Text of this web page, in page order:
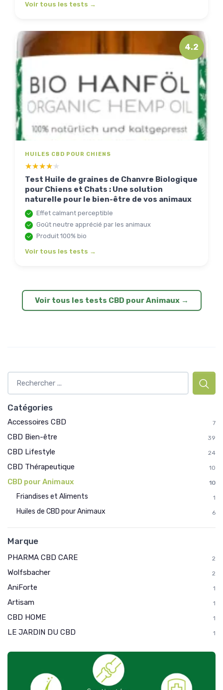
Voir tous les tests →
4.2
HUILES CBD POUR CHIENS
★★★★★
★★★★★
Test Huile de graines de Chanvre Biologique
pour Chiens et Chats : Une solution
naturelle pour le bien-être de vos animaux
Effet calmant perceptible
Goût neutre apprécié par les animaux
Produit 100% bio
Voir tous les tests →
Voir tous les tests CBD pour Animaux →
Catégories
Accessoires CBD 7
CBD Bien-être 39
CBD Lifestyle 24
CBD Thérapeutique 10
CBD pour Animaux 10
Friandises et Aliments 1
Huiles de CBD pour Animaux 6
Marque
PHARMA CBD CARE 2
Wolfsbacher 2
AniForte 1
Artisam 1
CBD HOME 1
LE JARDIN DU CBD 1